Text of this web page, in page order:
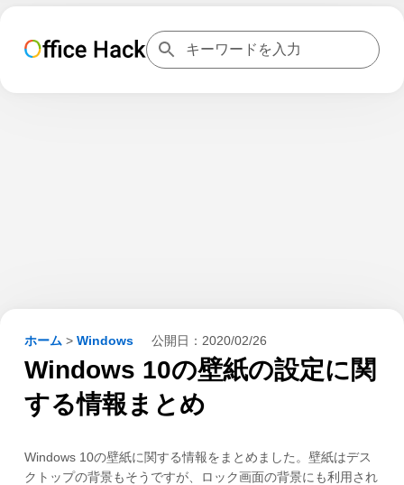
ホーム > Windows 公開日： 2020/02/26
Windows 10の壁紙の設定に関
する情報まとめ
Windows 10の壁紙に関する情報をまとめました。壁紙はデス
クトップの背景もそうですが、ロック画面の背景にも利用され